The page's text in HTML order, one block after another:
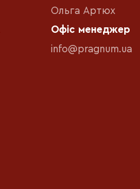
Ольга Артюх
Офіс менеджер
info@pragnum.ua